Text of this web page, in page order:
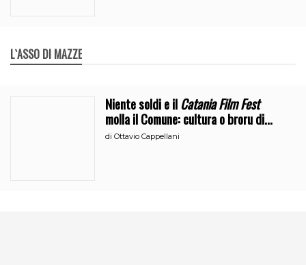
L`ASSO DI MAZZE
Niente soldi e ilCatania Film Fest
molla il Comune: cultura o broru di
ciciri?
diOttavio Cappellani